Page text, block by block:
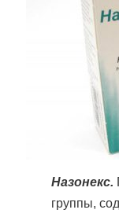
Назонекс.
группы,